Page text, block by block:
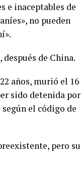
e inaceptables de
no pueden
de China.
años, murió el 16
sido detenida por
el código de
pero su